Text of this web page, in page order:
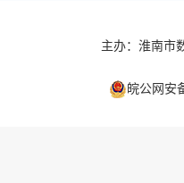
主办：淮南市
皖公网安